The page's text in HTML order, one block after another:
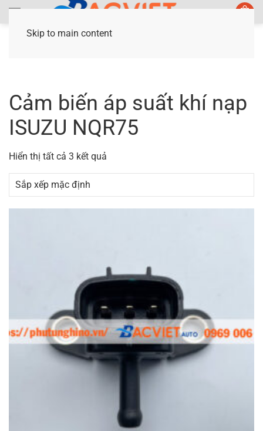
Skip to main content
Cảm biến áp suất khí nạp
ISUZU NQR75
Hiển thị tất cả 3 kết quả